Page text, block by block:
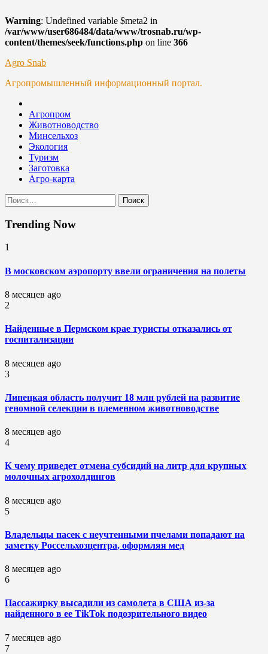
Warning: Undefined variable $meta2 in
/var/www/user686484/data/www/trosnab.ru/wp-
content/themes/seek/functions.php on line 366
Skip
content
Agro Snab
Агропромышленный информационный портал.
Агропром
Животноводство
Минсельхоз
Экология
Туризм
Заготовка
Агро-карта
Найти:
Trending Now
1
В московском аэропорту ввели ограничения на полеты
8 месяцев ago
2
Найденные в Пермском крае туристы отказались от
госпитализации
8 месяцев ago
3
Липецкая область получит 18 млн рублей на развитие
геномной селекции в племенном животноводстве
8 месяцев ago
4
К чему приведет отмена субсидий на литр для крупных
молочных агрохолдингов
8 месяцев ago
5
Владельцы пасек с неучтенными пчелами попадают на
заметку Россельхозцентра, оформляя мед
8 месяцев ago
6
Пассажирку высадили из самолета в США из-за
найденного в ее TikTok подозрительного видео
7 месяцев ago
7